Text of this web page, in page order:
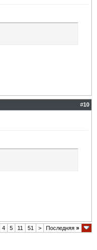
#10
4 5 11 51 > Последняя »